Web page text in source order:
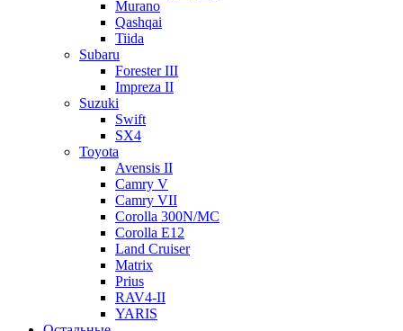
Murano
Qashqai
Tiida
Subaru
Forester III
Impreza II
Suzuki
Swift
SX4
Toyota
Avensis II
Camry V
Camry VII
Corolla 300N/MC
Corolla E12
Land Cruiser
Matrix
Prius
RAV4-II
YARIS